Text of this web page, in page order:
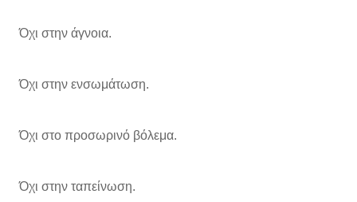
Όχι στην άγνοια.
Όχι στην ενσωμάτωση.
Όχι στο προσωρινό βόλεμα.
Όχι στην ταπείνωση.